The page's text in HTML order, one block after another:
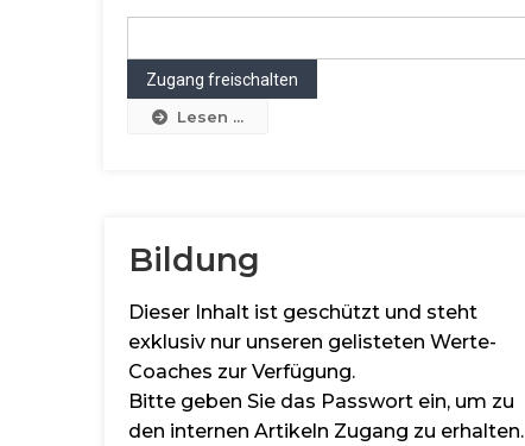
Lesen ...
Bildung
Dieser Inhalt ist geschützt und steht
exklusiv nur unseren gelisteten Werte-
Coaches zur Verfügung.
Bitte geben Sie das Passwort ein, um zu
den internen Artikeln Zugang zu erhalten.